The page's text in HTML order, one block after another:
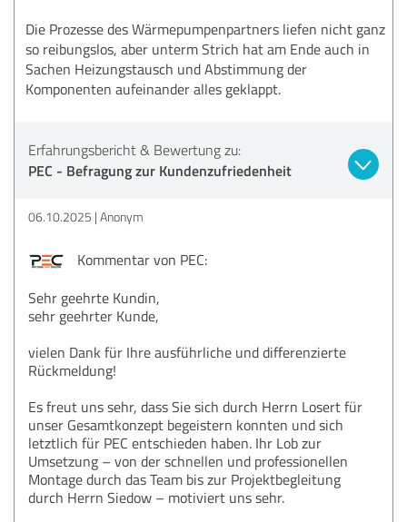
Die Prozesse des Wärmepumpenpartners liefen nicht ganz
so reibungslos, aber unterm Strich hat am Ende auch in
Sachen Heizungstausch und Abstimmung der
Komponenten aufeinander alles geklappt.
Erfahrungsbericht & Bewertung zu:
PEC - Befragung zur Kundenzufriedenheit
06.10.2025 Anonym
Kommentar von PEC:
Sehr geehrte Kundin,
sehr geehrter Kunde,
vielen Dank für Ihre ausführliche und differenzierte
Rückmeldung!
Es freut uns sehr, dass Sie sich durch Herrn Losert für
unser Gesamtkonzept begeistern konnten und sich
letztlich für PEC entschieden haben. Ihr Lob zur
Umsetzung – von der schnellen und professionellen
Montage durch das Team bis zur Projektbegleitung
durch Herrn Siedow – motiviert uns sehr.